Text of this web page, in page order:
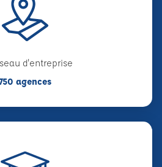
d'entreprise
agences